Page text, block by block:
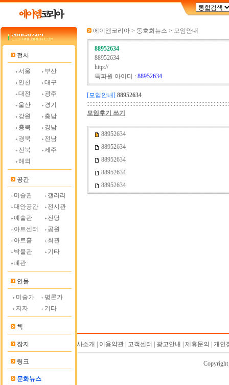
전시
서울
부산
인천
대구
대전
광주
울산
경기
강원
충남
충북
경남
경북
전남
전북
제주
해외
공간
미술관
갤러리
대안공간
전시관
예술관
전당
아트센터
공원
아트홀
회관
박물관
기타
폐관
인물
미술가
평론가
저자
기타
책
잡지
링크
문화뉴스
에이엠코리아 > 동호회뉴스 > 모임안내
88952634
88952634
http://
특파원 아이디 :88952634
[모임안내] 88952634
모임후기 쓰기
88952634
88952634
88952634
88952634
88952634
회사소개 | 이용약관 | 고객센터 | 광고안내 | 제휴문의 | 개
Copyright